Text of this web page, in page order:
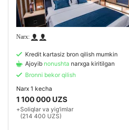
Kredit kartasiz bron qilish mumkin
Ajoyib nonushta narxga kiritilgan
Bronni bekor qilish
Narx 1 kecha
1 100 000 UZS
+Soliqlar va yig‘imlar
(214 400 UZS)